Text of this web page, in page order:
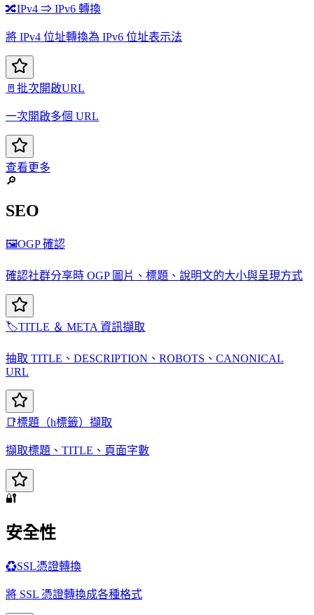
🔀IPv4 ⇒ IPv6 轉換
將 IPv4 位址轉換為 IPv6 位址表示法
🚪 批次開啟URL
一次開啟多個 URL
查看更多
🔎
SEO
🖼️OGP 確認
確認社群分享時 OGP 圖片、標題、說明文的大小與呈現方式
🏷️TITLE ＆ META 資訊擷取
抽取 TITLE、DESCRIPTION、ROBOTS、CANONICAL
URL
📑標題（h標籤）擷取
擷取標題、TITLE、頁面字數
🔐
安全性
♻️SSL憑證轉換
將 SSL 憑證轉換成各種格式